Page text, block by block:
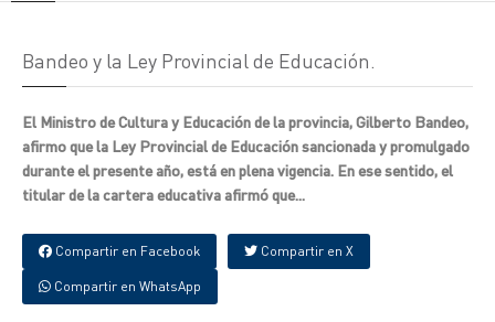
Bandeo y la Ley Provincial de Educación.
El Ministro de Cultura y Educación de la provincia, Gilberto Bandeo,
afirmo que la Ley Provincial de Educación sancionada y promulgado
durante el presente año, está en plena vigencia. En ese sentido, el
titular de la cartera educativa afirmó que...
Compartir en Facebook Compartir en X
Compartir en WhatsApp